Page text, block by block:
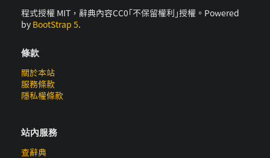
程式授權 MIT，辭典內容CC0｢不保留權利｣授權。Powered
by BootStrap 5.
條款
關於本站
服務條款
隱私權條款
站內服務
查辭典